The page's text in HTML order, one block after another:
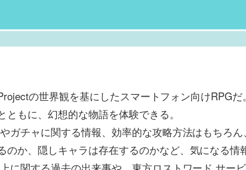
の世界観を基にしたスマートフォン向けRPGだ。
もに、幻想的な物語を体験できる。
ガチャに関する情報、効率的な攻略方法はもちろ
か、隠しキャラは存在するのかなど、気になる情